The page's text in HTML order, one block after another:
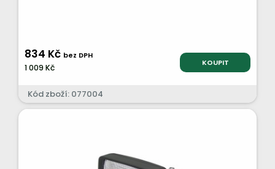
834 Kč bez DPH
1 009 Kč KOUPIT
Kód zboží: 077004